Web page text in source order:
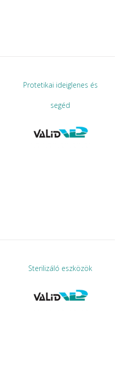
Protetikai ideiglenes és
segéd
Sterilizáló eszközök